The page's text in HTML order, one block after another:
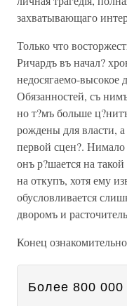
захватывающаго
Только что
Ричардъ въ начал?
недосягаемо-высокое
Обязанностей, съ
но т?мъ больше
рождены для власти,
первой сцен?. Нимало
онъ р?шается на
на откупъ, хотя ему
обусловливается
дворомъ и
Конец
Более 800 000